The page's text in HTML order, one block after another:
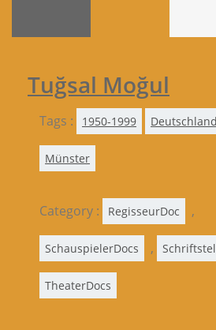
Tuğsal Moğul
Tags : 1950-1999 Deutschland
Münster
Category : RegisseurDoc ,
SchauspielerDocs ,
TheaterDocs